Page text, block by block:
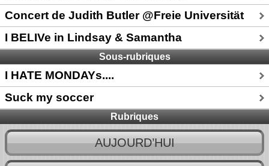
Concert de Judith Butler @Freie Universität
I BELIVe in Lindsay & Samantha
Sous-rubriques
I HATE MONDAYs....
Suck my soccer
Rubriques
AUJOURD’HUI